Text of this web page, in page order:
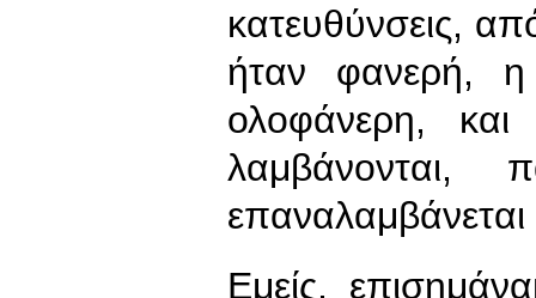
κατευθύνσεις,
ήταν φανερή, η
ολοφάνερη,
Εμείς,